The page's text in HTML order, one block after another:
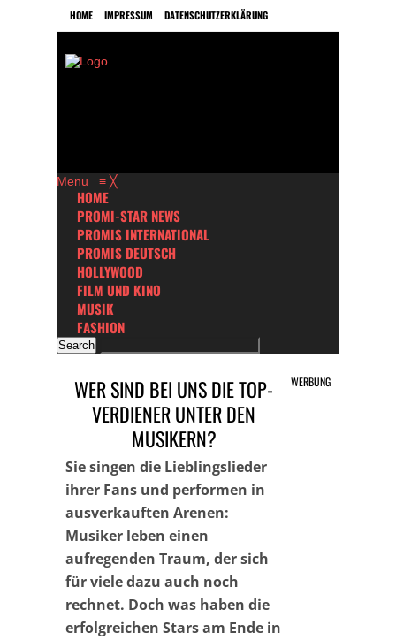
HOME IMPRESSUM DATENSCHUTZERKLÄRUNG
Menu ≡ ╳
HOME
PROMI-STAR NEWS
PROMIS INTERNATIONAL
PROMIS DEUTSCH
HOLLYWOOD
FILM UND KINO
MUSIK
FASHION
WER SIND BEI UNS DIE TOP-
VERDIENER UNTER DEN
MUSIKERN?
WERBUNG
Sie singen die Lieblingslieder
ihrer Fans und performen in
ausverkauften Arenen:
Musiker leben einen
aufregenden Traum, der sich
für viele dazu auch noch
rechnet. Doch was haben die
erfolgreichen Stars am Ende in